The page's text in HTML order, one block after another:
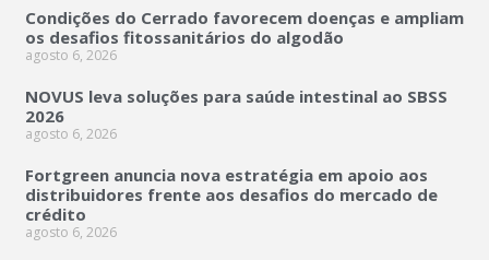
Condições do Cerrado favorecem doenças e ampliam
os desafios fitossanitários do algodão
agosto 6, 2026
NOVUS leva soluções para saúde intestinal ao SBSS
2026
agosto 6, 2026
Fortgreen anuncia nova estratégia em apoio aos
distribuidores frente aos desafios do mercado de
crédito
agosto 6, 2026